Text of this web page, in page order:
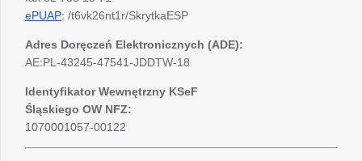
ePUAP: /t6vk26nt1r/SkrytkaESP
Adres Doręczeń Elektronicznych (ADE):
AE:PL-43245-47541-JDDTW-18
Identyfikator Wewnętrzny KSeF
Śląskiego OW NFZ:
1070001057-00122